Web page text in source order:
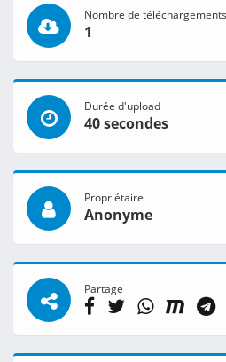
Nombre de téléchargements
1
Durée d'upload
40 secondes
Propriétaire
Anonyme
Partage